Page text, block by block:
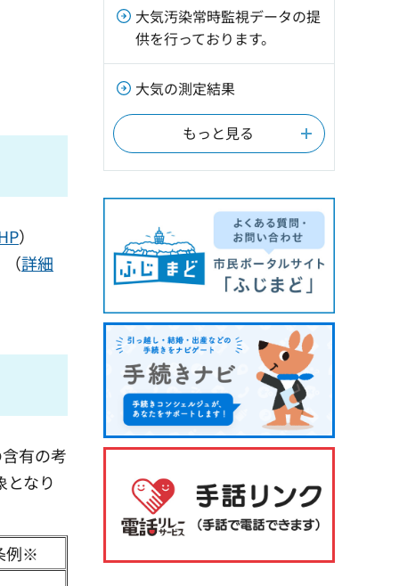
）
（詳細
有の考
なり
例※
大気汚染常時監視データの提
供を行っております。
大気の測定結果
もっと見る